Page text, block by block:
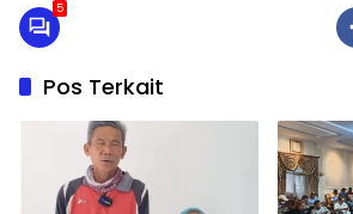
5
Pos Terkait